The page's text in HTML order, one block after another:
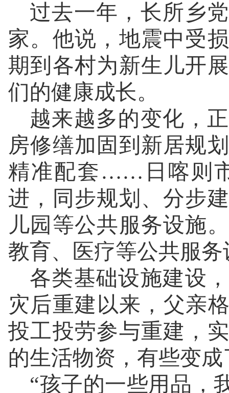
过去一年，长所乡
家。他说，地震中受
期到各村为新生儿开
们的健康成长。
越来越多的变化，
房修缮加固到新居规
精准配套……日喀则
进，同步规划、分步
儿园等公共服务设施
教育、医疗等公共服
各类基础设施建设
灾后重建以来，父亲
投工投劳参与重建，
的生活物资，有些变
“孩子的一些用品，